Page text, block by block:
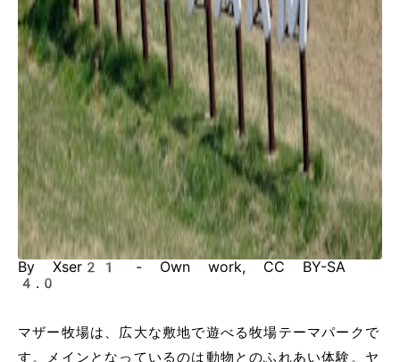
By Xser21 - Own work, CC BY-SA
4.0
マザー牧場は、広大な敷地で遊べる牧場テーマパークで
す。メインとなっているのは動物とのふれあい体験。ヤ